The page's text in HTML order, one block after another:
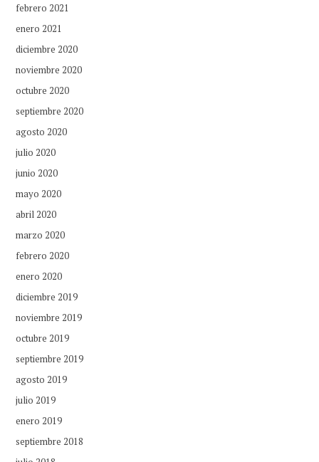
febrero 2021
enero 2021
diciembre 2020
noviembre 2020
octubre 2020
septiembre 2020
agosto 2020
julio 2020
junio 2020
mayo 2020
abril 2020
marzo 2020
febrero 2020
enero 2020
diciembre 2019
noviembre 2019
octubre 2019
septiembre 2019
agosto 2019
julio 2019
enero 2019
septiembre 2018